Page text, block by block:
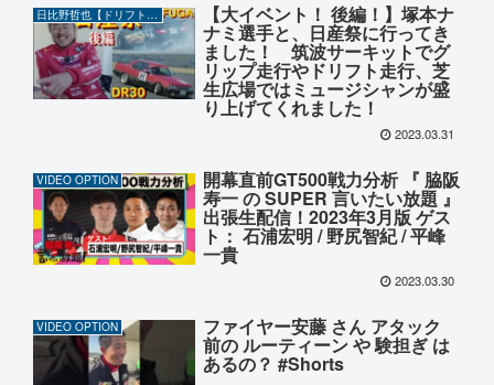
日比野哲也【ドリフト】CHANNEL 【大イベント！ 後編！】塚本ナ
ナミ選手と、日産祭に行ってき
ました！ 筑波サーキットでグ
リップ走行やドリフト走行、芝
生広場ではミュージシャンが盛
り上げてくれました！
2023.03.31
VIDEO OPTION 開幕直前GT500戦力分析 『 脇阪
寿一 の SUPER 言いたい放題 』
出張生配信！2023年3月版 ゲス
ト： 石浦宏明 / 野尻智紀 / 平峰
一貴
2023.03.30
VIDEO OPTION ファイヤー安藤 さん アタック
前の ルーティーン や 験担ぎ は
あるの？ #Shorts